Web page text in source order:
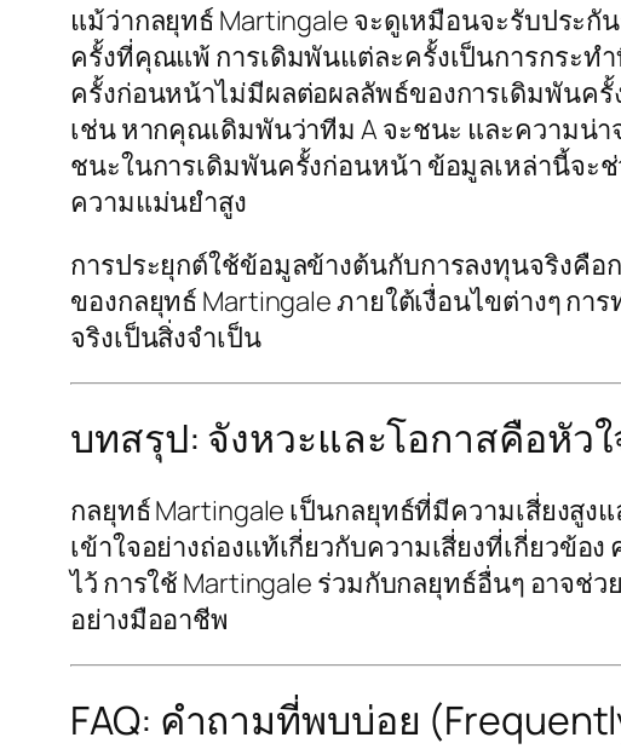
แม้ว่ากลยุทธ์ Martingale จะดูเหมือนจะรับประ
ครั้งที่คุณแพ้ การเดิมพันแต่ละครั้งเป็นการกระท
ครั้งก่อนหน้าไม่มีผลต่อผลลัพธ์ของการเดิมพันครั้
เช่น หากคุณเดิมพันว่าทีม A จะชนะ และความน่
ชนะในการเดิมพันครั้งก่อนหน้า ข้อมูลเหล่านี้จะ
ความแม่นยำสูง
การประยุกต์ใช้ข้อมูลข้างต้นกับการลงทุนจริงคื
ของกลยุทธ์ Martingale ภายใต้เงื่อนไขต่างๆ ก
จริงเป็นสิ่งจำเป็น
บทสรุป: จังหวะและโอกาสคือหัว
กลยุทธ์ Martingale เป็นกลยุทธ์ที่มีความเสี่ยงสู
เข้าใจอย่างถ่องแท้เกี่ยวกับความเสี่ยงที่เกี่ยวข้
ไว้ การใช้ Martingale ร่วมกับกลยุทธ์อื่นๆ อาจช่
อย่างมืออาชีพ
FAQ: คำถามที่พบบ่อย